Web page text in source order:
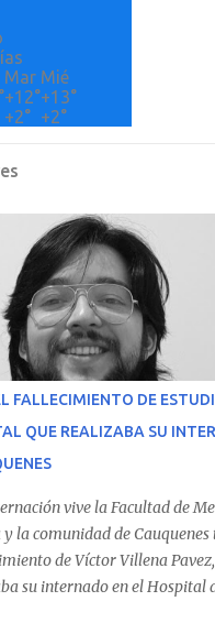
Mar Mié
+12°+13°
+2° +2°
FALLECIMIENTO DE
QUE REALIZABA SU
vive la Facultad de
la comunidad de Cauquenes
de Víctor Villena
su internado en el Hospital